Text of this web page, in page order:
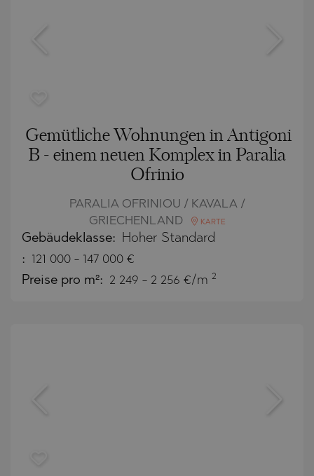
Gemütliche Wohnungen in Antigoni
B - einem neuen Komplex in Paralia
Ofrinio
PARALIA OFRINIOU / KAVALA /
GRIECHENLAND
KARTE
Gebäudeklasse: Hoher Standard
: 121 000 - 147 000 €
Preise pro m²: 2 249 - 2 256 €/m 2